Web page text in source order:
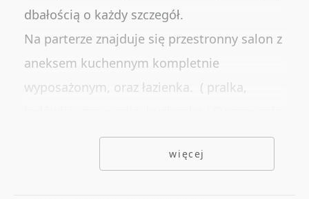
Rynekpierwotny
Oferty ze zdjęciem
dbałością o każdy szczegół.
Na parterze znajduje się przestronny salon z
aneksem kuchennym kompletnie
wyposażonym, oraz łazienka. ( pralka,
podłogowe. Przed wejściem niewielki taras.
Na piętrze są 3 sypialnie, garderoba oraz
więcej